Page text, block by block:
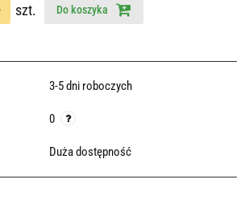
szt. Do koszyka
3-5 dni roboczych
0
Duża dostępność